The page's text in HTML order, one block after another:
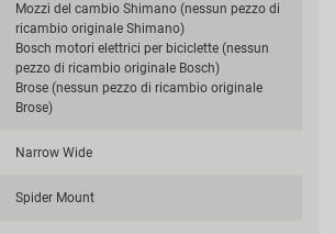
Mozzi del cambio Shimano (nessun pezzo di
ricambio originale Shimano)
Bosch motori elettrici per biciclette (nessun
pezzo di ricambio originale Bosch)
Brose (nessun pezzo di ricambio originale
Brose)
Narrow Wide
Spider Mount